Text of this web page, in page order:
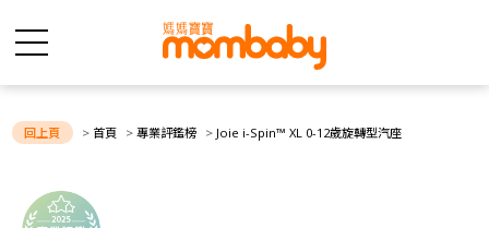
菁品榮耀榜
專業評鑑榜
好物開箱
回上頁 > 首頁 > 專業評鑑榜 > Joie i-Spin™ XL 0-12歲旋轉型汽座